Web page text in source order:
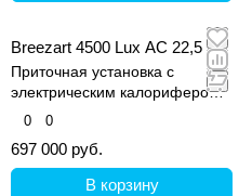
Breezart 4500 Lux AC 22,5
Приточная установка с
электрическим калорифером
(AС)
0 0
697 000 руб.
В корзину